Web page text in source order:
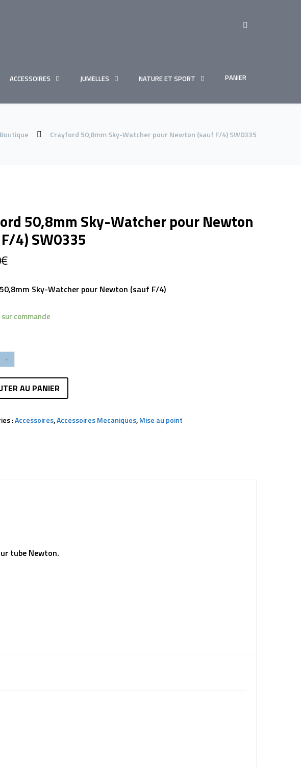
ACCESSOIRES JUMELLES NATURE ET SPORT PANIER
Boutique Crayford 50,8mm Sky-Watcher pour Newton (sauf F/4) SW0335
50,8mm Sky-Watcher pour Newton
4) SW0335
€
Sky-Watcher pour Newton (sauf F/4)
commande
AU PANIER
:Accessoires,Accessoires Mecaniques,Mise au point
tube Newton.